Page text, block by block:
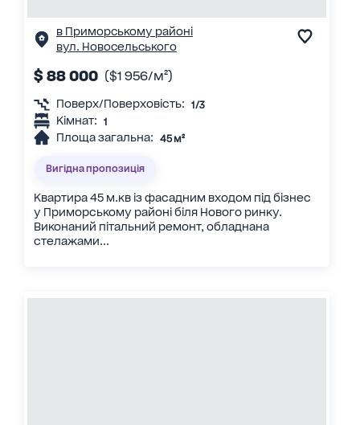
в Приморському районі
вул. Новосельського
$ 88 000 ($1 956/м²)
Поверх/Поверховість: 1/3
Кімнат: 1
Площа загальна: 45 м²
Вигідна пропозиція
Квартира 45 м.кв із фасадним входом під бізнес
у Приморському районі біля Нового ринку.
Виконаний пітальний ремонт, обладнана
стелажами...